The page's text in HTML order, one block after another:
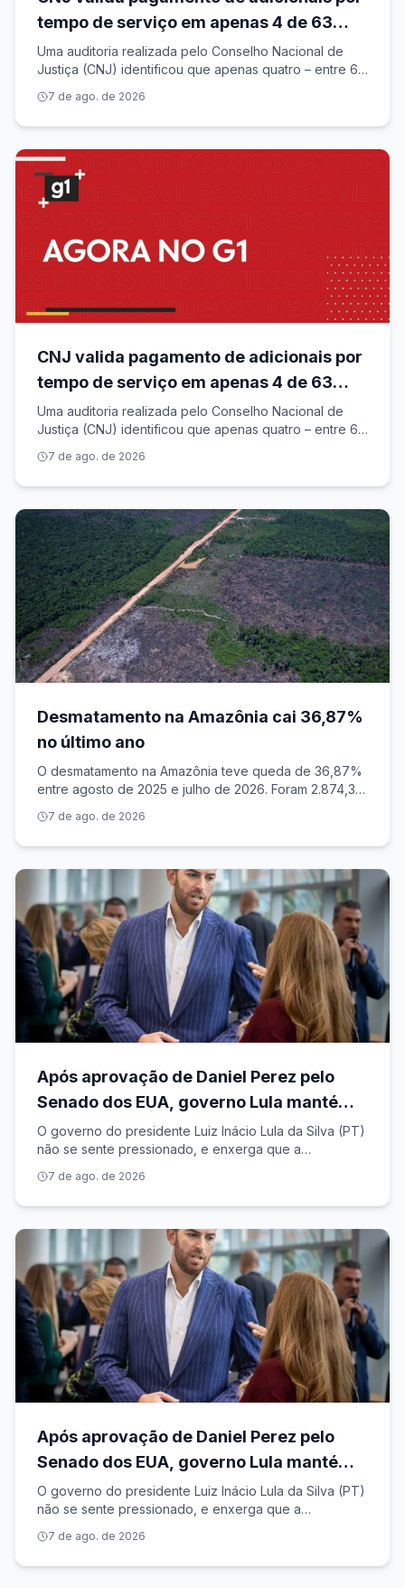
tempo de serviço em apenas 4 de 63
tribunais; valor liberado é de R$ 1,1 bilhão
Uma auditoria realizada pelo Conselho Nacional de
Justiça (CNJ) identificou que apenas quatro – entre 63
pagamento de valores antigos de um benefício para
os magistrados. Apesar de só essas c
7 de ago. de 2026
CNJ valida pagamento de adicionais por
tempo de serviço em apenas 4 de 63
tribunais; valor liberado é de R$ 1,1 bilhão
Uma auditoria realizada pelo Conselho Nacional de
Justiça (CNJ) identificou que apenas quatro – entre 63
pagamento de valores antigos de um benefício para
os magistrados. Apesar de só essas c
7 de ago. de 2026
Desmatamento na Amazônia cai 36,87%
no último ano
O desmatamento na Amazônia teve queda de 36,87%
entre agosto de 2025 e julho de 2026. Foram 2.874,38
quando iniciou a série histórica. Na medição do
período anterior, a área sob alerta na
7 de ago. de 2026
Após aprovação de Daniel Perez pelo
Senado dos EUA, governo Lula mantém
posição de analisar indicação depois das
eleições
O governo do presidente Luiz Inácio Lula da Silva (PT)
não se sente pressionado, e enxerga que a
embaixador dos Estados Unidos no Brasil, pelo
Senado americano, não muda o cenário e nem a
7 de ago. de 2026
Após aprovação de Daniel Perez pelo
Senado dos EUA, governo Lula mantém
posição de analisar indicação depois das
eleições
O governo do presidente Luiz Inácio Lula da Silva (PT)
não se sente pressionado, e enxerga que a
embaixador dos Estados Unidos no Brasil, pelo
Senado americano, não muda o cenário e nem a
7 de ago. de 2026